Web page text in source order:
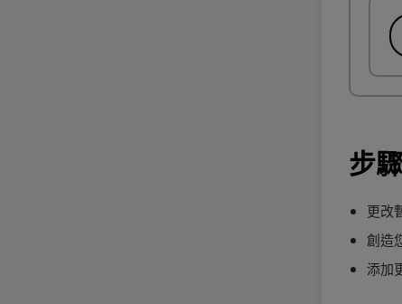
步
更改
創造
添加